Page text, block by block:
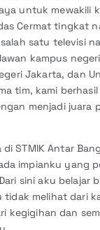
untuk mewakili
Cermat tingkat
satu televisi
kampus
Jakarta, dan
tim, kami
menjadi juara
di STMIK Antar
impianku yang
sini aku belajar
tidak melihat dari
kegigihan dan